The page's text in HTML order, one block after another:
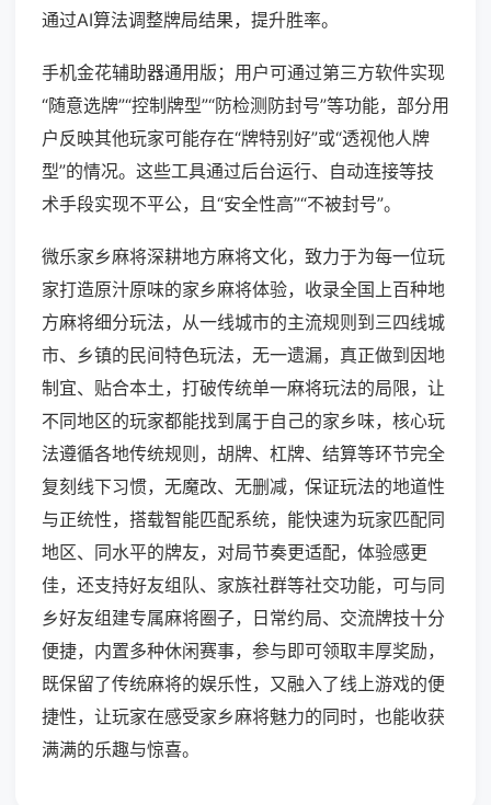
通过AI算法调整牌局结果，提升胜率。
手机金花辅助器通用版；用户可通过第三方软件实现
“随意选牌”“控制牌型”“防检测防封号”等功能，部分用
户反映其他玩家可能存在“牌特别好”或“透视他人牌
型”的情况。这些工具通过后台运行、自动连接等技
术手段实现不平公，且“安全性高”“不被封号”。
微乐家乡麻将深耕地方麻将文化，致力于为每一位玩
家打造原汁原味的家乡麻将体验，收录全国上百种地
方麻将细分玩法，从一线城市的主流规则到三四线城
市、乡镇的民间特色玩法，无一遗漏，真正做到因地
制宜、贴合本土，打破传统单一麻将玩法的局限，让
不同地区的玩家都能找到属于自己的家乡味，核心玩
法遵循各地传统规则，胡牌、杠牌、结算等环节完全
复刻线下习惯，无魔改、无删减，保证玩法的地道性
与正统性，搭载智能匹配系统，能快速为玩家匹配同
地区、同水平的牌友，对局节奏更适配，体验感更
佳，还支持好友组队、家族社群等社交功能，可与同
乡好友组建专属麻将圈子，日常约局、交流牌技十分
便捷，内置多种休闲赛事，参与即可领取丰厚奖励，
既保留了传统麻将的娱乐性，又融入了线上游戏的便
捷性，让玩家在感受家乡麻将魅力的同时，也能收获
满满的乐趣与惊喜。